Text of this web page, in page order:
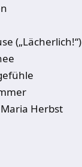
(„Lächerlich!“)
Herbst